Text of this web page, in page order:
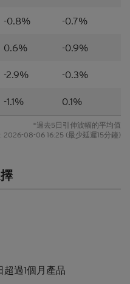
形式的建議。本網站
形式的廣告、誘因或
接收者為對象，並無
認為可靠的公開資料來
行通知，網站擁有人
充。網站擁有人及/或
網站上刊發材料的各
、完整性、充分性或
途上的合適性作出任
或暗示）。本香港網
資訊接收者不應賴作
-0.8% -0.7%
0.6% -0.9%
-2.9% -0.3%
-1.1% 0.1%
*過去5日引伸波幅的平均值
2026-08-06 16:25 (最少延遲15分鐘)
過1個月產品